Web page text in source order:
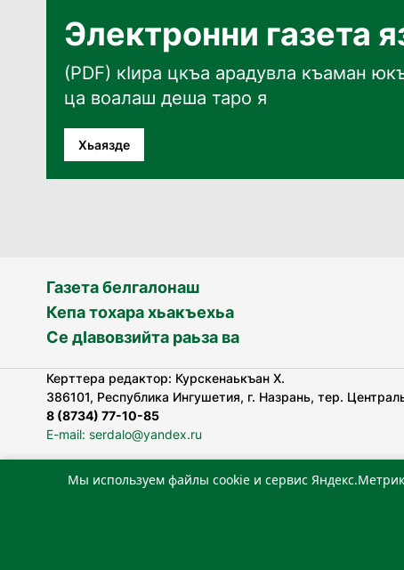
Электронни газета
(PDF) кӀира цкъа арадувла къаман
ца воалаш деша таро я
Хьаязде
Газета белгалонаш
Кепа тохара хьакъехьа
Се дӀавовзийта раьза ва
Керттера редактор: Курскенаькъан Х.
386101, Республика Ингушетия, г. Назрань, тер.
8 (8734) 77-10-85
E-mail: serdalo@yandex.ru
«Сердало» газета арадувлар чIоагIдаьд бувзамеи,
Реестровая запись СМИ: ЭЛ № ФС 77-78323 от
Мы используем файлы cookie и сервис